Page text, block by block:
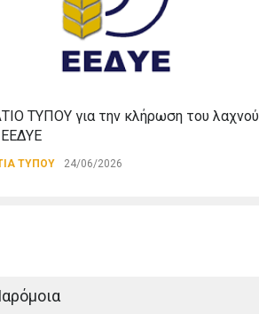
ΤΥΠΟΥ για την κλήρωση του λαχνού
ΤΥΠΟΥ 24/06/2026